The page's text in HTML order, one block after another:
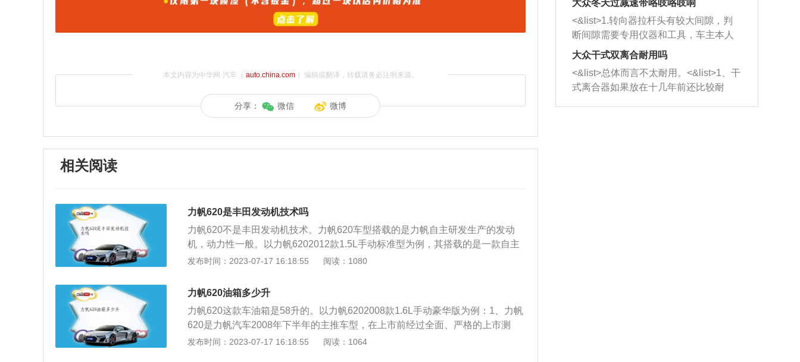
本文内容为中华网·汽车（ auto.china.com）编辑或翻译，转载请务必注明来源。
分享： 微信 微博
相关阅读
力帆620是丰田发动机技术吗
力帆620不是丰田发动机技术。力帆620车型搭载的是力帆自主研发生产的发动
机，动力性一般。以力帆6202012款1.5L手动标准型为例，其搭载的是一款自主
研发生产的型号LF479Q2排量1.5L的自然吸气式发动机，最大功率为69KW，最
顺性，以及其他在舒适性方面的造诣。丰田发起机最好的应该是VVT-i技术了，现
在大多数丰田汽车也都搭载了VVT-i系统。虽然发动机输出一般，但基本上不会出
现太大的质量问题，而且它的双涡轮和双喷射技术算得上行业一流。
发布时间：2023-07-17 16:18:55 阅读：1080
力帆620油箱多少升
力帆620这款车油箱是58升的。以力帆6202008款1.6L手动豪华版为例：1、力帆
620是力帆汽车2008年下半年的主推车型，在上市前经过全面、严格的上市测
评，在质量、性能方面相对于以往车型都有品质的提升；2、作为力帆汽车迈向
发布时间：2023-07-17 16:18:55 阅读：1064
洗剂对堵塞的情况得到解决，将清洗剂
放在燃油箱中，与燃油混合后，车辆启
动时，就可以和汽油一起进入到燃烧
室，最后形成废气排出，就可以让三元
催化器得到清洗，排气管堵塞的情况就
能够得到解决。
驾驶车辆时，不需要记忆也能打好方
向。
逐渐减弱，导致渗油或漏油。<&list>2、
活塞间隙过大：积碳会使活塞环与缸体
的间隙扩大，导致机油流入燃烧室中，
造成烧机油。<&list>3、机油粘度。使用
机油粘度过小的话，同样会有烧机油现
象，机油粘度过小具有很好的流动性，
大众冬天过减速带咯吱咯吱响
<&list>1.转向器拉杆头有较大间隙，判
断间隙需要专用仪器和工具，车主本人
无法制作，需要将车辆送到修理厂或4s
店；<&list>2.车辆半轴套管防尘罩破
裂，破裂后会出现漏油现象，使半轴磨
损严重，磨损的半轴容易损坏，产生异
响；<&list>3.稳定器的转向胶套和球头
大众干式双离合耐用吗
<&list>总体而言不太耐用。<&list>1、干
式离合器如果放在十几年前还比较耐